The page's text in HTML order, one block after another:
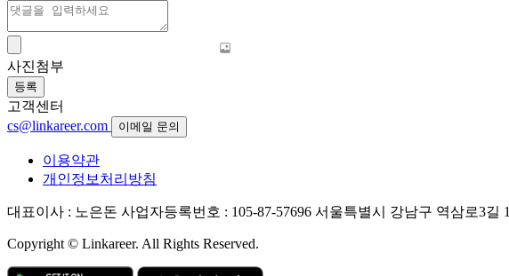
사진첨부
등록
고객센터
cs@linkareer.com
이메일 문의
이용약관
개인정보처리방침
대표이사 : 노은돈 사업자등록번호 : 105-87-57696 서울특별시 강남구 역삼로3길
Copyright © Linkareer. All Rights Reserved.